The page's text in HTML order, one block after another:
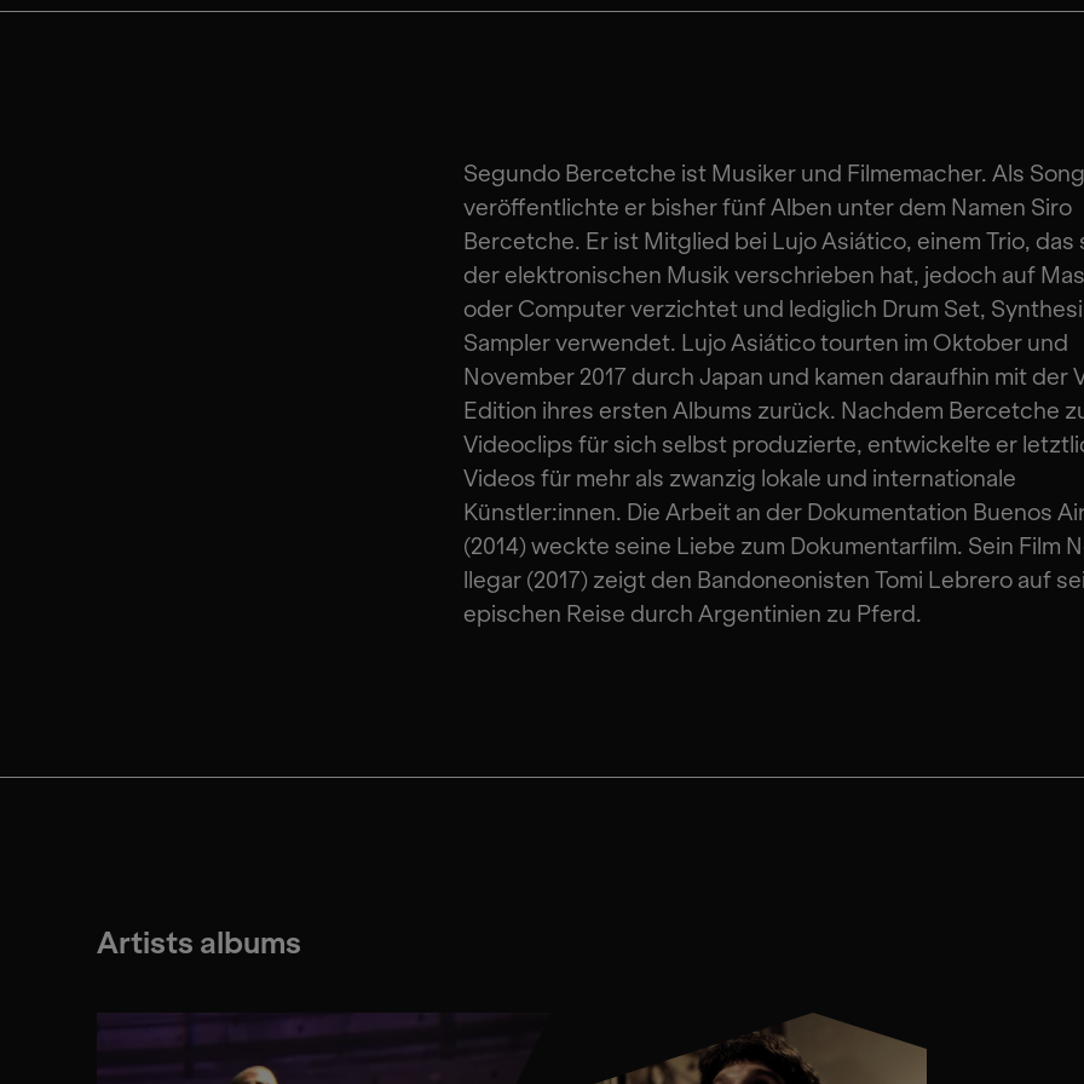
Segundo Bercetche ist Musiker und Filmemacher. Als
veröffentlichte er bisher fünf Alben unter dem Namen Siro
Bercetche. Er ist Mitglied bei Lujo Asiático, einem Trio, das
der elektronischen Musik verschrieben hat, jedoch auf
oder Computer verzichtet und lediglich Drum Set,
Sampler verwendet. Lujo Asiático tourten im Oktober und
November 2017 durch Japan und kamen daraufhin mit der
Edition ihres ersten Albums zurück. Nachdem Bercetche
Videoclips für sich selbst produzierte, entwickelte er
Videos für mehr als zwanzig lokale und internationale
Künstler:innen. Die Arbeit an der Dokumentation Buenos
(2014) weckte seine Liebe zum Dokumentarfilm. Sein Film
llegar (2017) zeigt den Bandoneonisten Tomi Lebrero auf
epischen Reise durch Argentinien zu Pferd.
Artists albums